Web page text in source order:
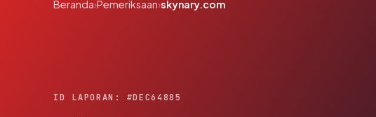
Beranda›Pemeriksaan›skynary.com
ID LAPORAN: #DEC64885